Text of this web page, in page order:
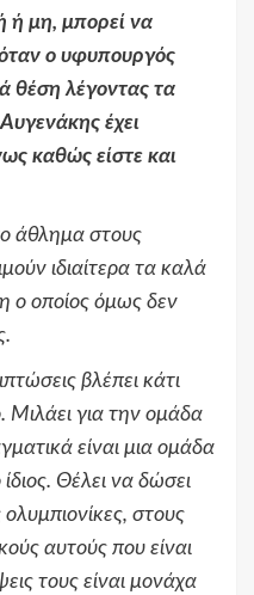
ή μη, μπορεί να
ο υφυπουργός
θέση λέγοντας τα
έχει
καθώς είστε και
άθλημα στους
ιδιαίτερα τα καλά
ο οποίος όμως δεν
βλέπει κάτι
Μιλάει για την ομάδα
είναι μια ομάδα
Θέλει να δώσει
στους
αυτούς που είναι
τους είναι μονάχα